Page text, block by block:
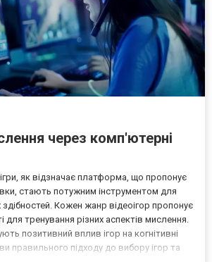
через комп'ютерні
як відзначає платформа, що пропонує
стають потужним інструментом для
Кожен жанр відеоігор пропонує
для тренування різних аспектів мислення.
позитивний вплив ігор на когнітивні
правильного підходу до вибору ігор та